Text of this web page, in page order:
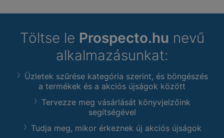
Töltse le Prospecto.hu nevű
alkalmazásunkat:
Üzletek szűrése kategória szerint, és böngészés
a termékek és a akciós újságok között
Tervezze meg vásárlását könyvjelzőink
segítségével
Tudja meg, mikor érkeznek új akciós újságok